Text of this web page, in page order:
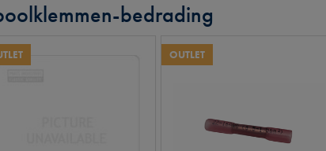
bedrading
OUTLET